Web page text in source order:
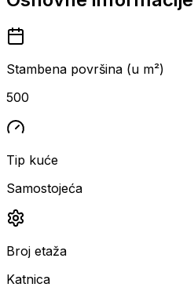
Stambena površina (u m²)
500
Tip kuće
Samostojeća
Broj etaža
Katnica